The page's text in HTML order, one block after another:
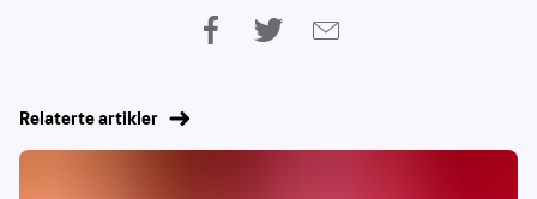
Relaterte artikler